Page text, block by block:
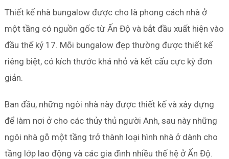
Thiết kế nhà bungalow được cho là phong cách nhà ở
một tầng có nguồn gốc từ Ấn Độ và bắt đầu xuất hiện vào
đầu thế kỷ 17. Mỗi bungalow đẹp thường được thiết kế
riêng biệt, có kích thước khá nhỏ và kết cấu cực kỳ đơn
giản.
Ban đầu, những ngôi nhà này được thiết kế và xây dựng
để làm nơi ở cho các thủy thủ người Anh, sau này những
ngôi nhà gỗ một tầng trở thành loại hình nhà ở dành cho
tầng lớp lao động và các gia đình nhiều thế hệ ở Ấn Độ.